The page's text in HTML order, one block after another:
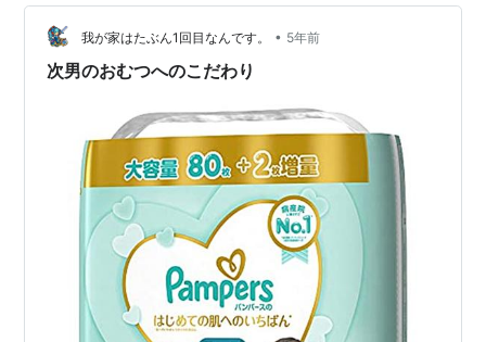
人用のオムツもパンパースて呼んでおります(๑´ლ`๑)ﾌ°
ﾌ°ﾌﾟ可愛い インドネシア…
我が家はたぶん1回目なんです。 • 5年前
次男のおむつへのこだわり